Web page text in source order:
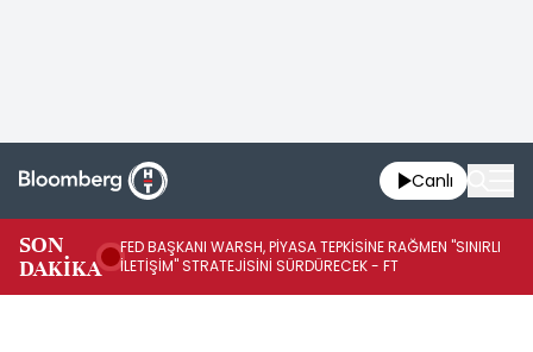
Canlı
SON
DAKİKA
FED BAŞKANI WARSH, PİYASA TEPKİSİNE RAĞMEN "SINIRLI
İLETİŞİM" STRATEJİSİNİ SÜRDÜRECEK - FT